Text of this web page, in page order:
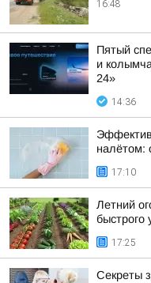
16:48
Пятый
и
24»
14:36
налётом:
17:10
Летний
быстрого
17:25
Секреты